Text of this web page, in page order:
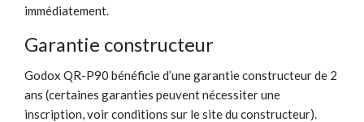
immédiatement.
Garantie constructeur
Godox QR-P90 bénéficie d’une garantie constructeur de 2
ans (certaines garanties peuvent nécessiter une
inscription, voir conditions sur le site du constructeur).